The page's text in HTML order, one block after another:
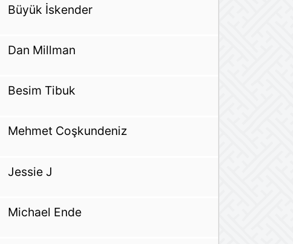
Büyük İskender
Dan Millman
Besim Tibuk
Mehmet Coşkundeniz
Jessie J
Michael Ende